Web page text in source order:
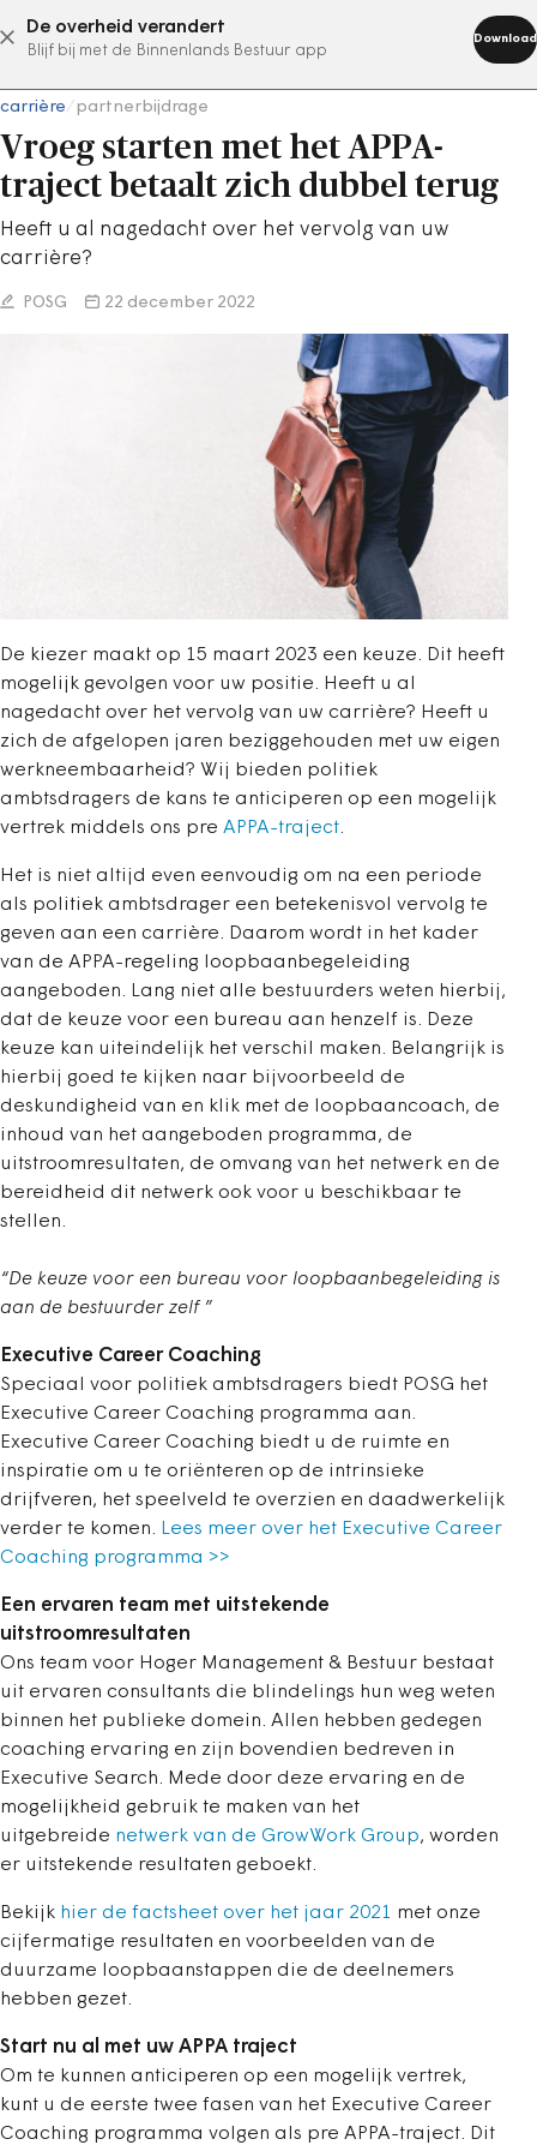
De overheid verandert
Blijf bij met de Binnenlands Bestuur app
Download
abonneer nu
carrière partnerbijdrage
Vroeg starten met het APPA-
traject betaalt zich dubbel terug
Heeft u al nagedacht over het vervolg van uw
carrière?
POSG 22 december 2022
De kiezer maakt op 15 maart 2023 een keuze. Dit heeft
mogelijk gevolgen voor uw positie. Heeft u al
nagedacht over het vervolg van uw carrière? Heeft u
zich de afgelopen jaren beziggehouden met uw eigen
werkneembaarheid? Wij bieden politiek
ambtsdragers de kans te anticiperen op een mogelijk
vertrek middels ons pre APPA-traject.
Het is niet altijd even eenvoudig om na een periode
als politiek ambtsdrager een betekenisvol vervolg te
geven aan een carrière. Daarom wordt in het kader
van de APPA-regeling loopbaanbegeleiding
aangeboden. Lang niet alle bestuurders weten hierbij,
dat de keuze voor een bureau aan henzelf is. Deze
keuze kan uiteindelijk het verschil maken. Belangrijk is
hierbij goed te kijken naar bijvoorbeeld de
deskundigheid van en klik met de loopbaancoach, de
inhoud van het aangeboden programma, de
uitstroomresultaten, de omvang van het netwerk en de
bereidheid dit netwerk ook voor u beschikbaar te
stellen.
“De keuze voor een bureau voor loopbaanbegeleiding is
aan de bestuurder zelf ”
Executive Career Coaching
Speciaal voor politiek ambtsdragers biedt POSG het
Executive Career Coaching programma aan.
Executive Career Coaching biedt u de ruimte en
inspiratie om u te oriënteren op de intrinsieke
drijfveren, het speelveld te overzien en daadwerkelijk
verder te komen. Lees meer over het Executive Career
Coaching programma >>
Een ervaren team met uitstekende
uitstroomresultaten
Ons team voor Hoger Management & Bestuur bestaat
uit ervaren consultants die blindelings hun weg weten
binnen het publieke domein. Allen hebben gedegen
coaching ervaring en zijn bovendien bedreven in
Executive Search. Mede door deze ervaring en de
mogelijkheid gebruik te maken van het
uitgebreide netwerk van de GrowWork Group, worden
er uitstekende resultaten geboekt.
Bekijk hier de factsheet over het jaar 2021 met onze
cijfermatige resultaten en voorbeelden van de
duurzame loopbaanstappen die de deelnemers
hebben gezet.
Start nu al met uw APPA traject
Om te kunnen anticiperen op een mogelijk vertrek,
kunt u de eerste twee fasen van het Executive Career
Coaching programma volgen als pre APPA-traject. Dit